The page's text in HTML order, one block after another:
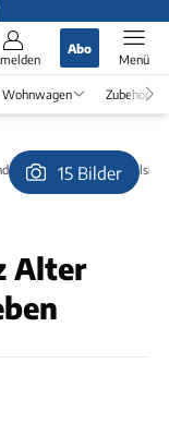
Abo
Menü
Wohnwagen Zubehör
(kostenlos) in
15 Bilder
Alter